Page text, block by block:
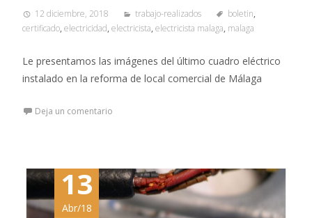
12 diciembre, 2018 trabajo-realizados boletin,
certificado, electricidad, electricista, electricista malaga, malaga
Le presentamos las imágenes del último cuadro eléctrico
instalado en la reforma de local comercial de Málaga
Deja un comentario
13
Abr/18